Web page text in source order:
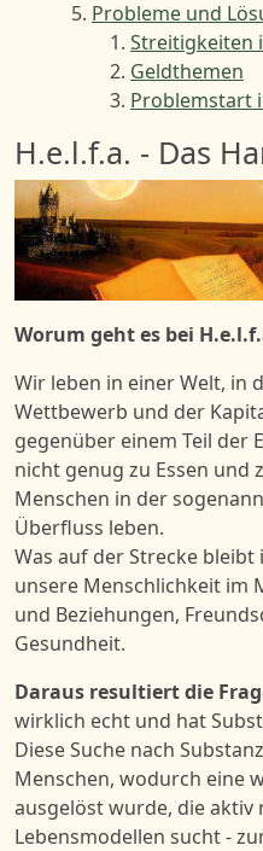
Probleme und
Streitigkeiten
Geldthemen
Problemstart
H.e.l.f.a. - Das
Bild
Worum geht es bei
Wir leben in einer Welt, in
Wettbewerb und der
gegenüber einem Teil der
nicht genug zu Essen und
Menschen in der
Überfluss leben.
Was auf der Strecke
unsere Menschlichkeit im
und Beziehungen,
Gesundheit.
Daraus resultiert die
wirklich echt und hat
Diese Suche nach
Menschen, wodurch eine
ausgelöst wurde, die aktiv
Lebensmodellen sucht -